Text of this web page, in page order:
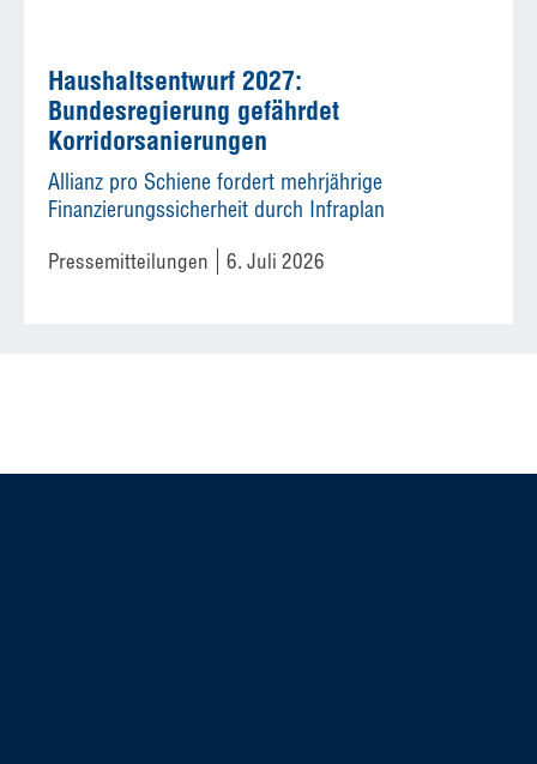
Haushaltsentwurf 2027:
Bundesregierung gefährdet
Korridorsanierungen
Allianz pro Schiene fordert mehrjährige
Finanzierungssicherheit durch Infraplan
Pressemitteilungen 6. Juli 2026